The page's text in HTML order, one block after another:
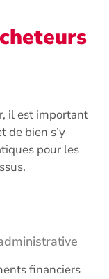
il est important
de bien s’y
pour les
financiers